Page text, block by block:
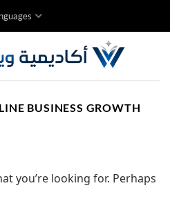
BUSINESS GROWTH
you’re looking for. Perhaps